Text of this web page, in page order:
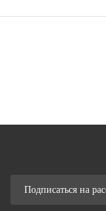
Подписаться на